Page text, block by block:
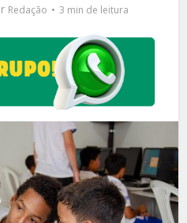
Redação 3 min de leitura